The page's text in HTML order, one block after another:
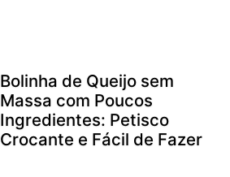
Bolinha de Queijo sem
Massa com Poucos
Ingredientes: Petisco
Crocante e Fácil de Fazer